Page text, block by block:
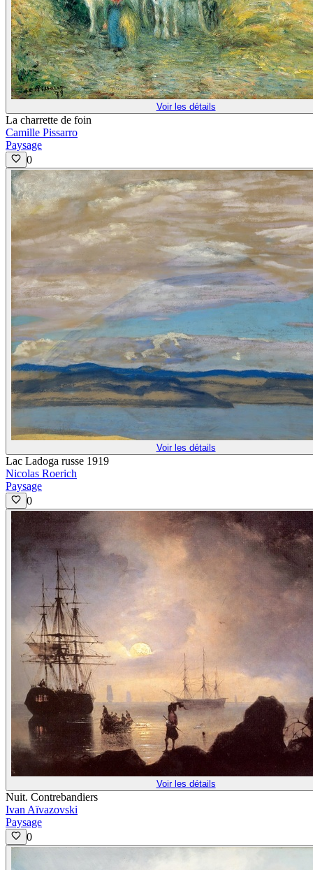
Voir les détails
La charrette de foin
Camille Pissarro
Paysage
0
Voir les détails
Lac Ladoga russe 1919
Nicolas Roerich
Paysage
0
Voir les détails
Nuit. Contrebandiers
Ivan Aïvazovski
Paysage
0